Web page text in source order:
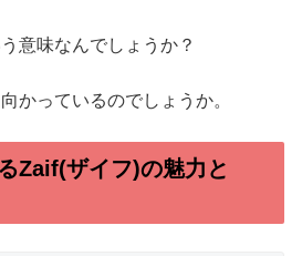
意味なんでしょうか？
かっているのでしょうか。
Zaif(ザイフ)の魅力と